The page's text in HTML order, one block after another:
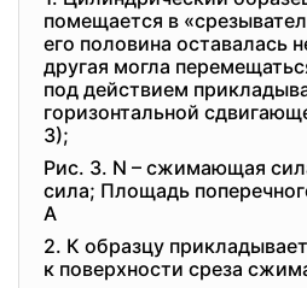
помещается в
его половина оставалась
другая могла
под действием
горизонтальной
3);
Рис. 3. N – сжимающая
сила; Площадь
A
2. К образцу
к поверхности среза